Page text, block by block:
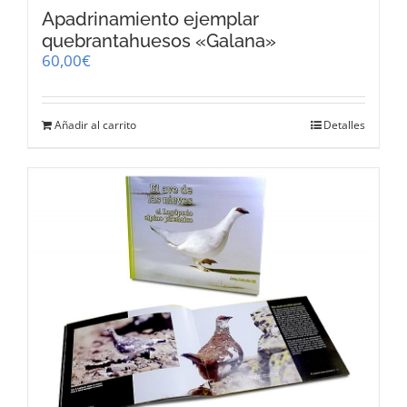
Apadrinamiento ejemplar
quebrantahuesos «Galana»
60,00€
Añadir al carrito Detalles